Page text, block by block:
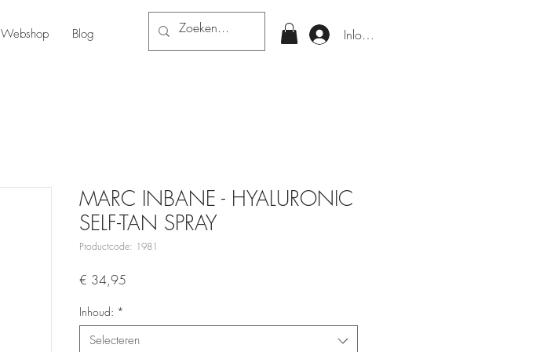
Webshop Blog Inloggen
MARC INBANE - HYALURONIC
SELF-TAN SPRAY
Productcode: 1981
€ 34,95
Inhoud: *
Selecteren